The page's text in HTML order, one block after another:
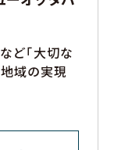
ど「大切な
地域の実現